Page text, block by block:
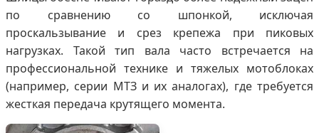
по сравнению со шпонкой, исключая
проскальзывание и срез крепежа при пиковых
нагрузках. Такой тип вала часто встречается на
профессиональной технике и тяжелых мотоблоках
(например, серии МТЗ и их аналогах), где требуется
жесткая передача крутящего момента.